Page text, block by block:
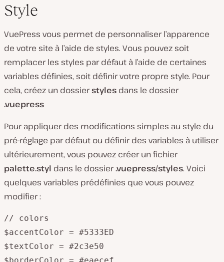
Style
VuePress vous permet de personnaliser l’apparence
de votre site à l’aide de styles. Vous pouvez soit
remplacer les styles par défaut à l’aide de certaines
variables définies, soit définir votre propre style. Pour
cela, créez un dossierstyles dans le dossier
.vuepress
Pour appliquer des modifications simples au style du
pré-réglage par défaut ou définir des variables à utiliser
ultérieurement, vous pouvez créer un fichier
palette.styl dans le dossier.vuepress/styles. Voici
quelques variables prédéfinies que vous pouvez
modifier :
// colors
$accentColor = #5333ED
$textColor = #2c3e50
$borderColor = #eaecef